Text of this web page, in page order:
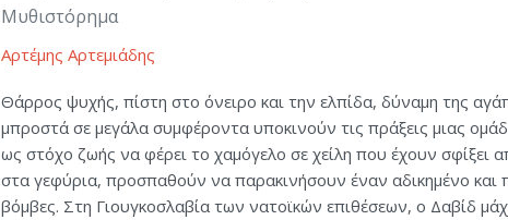
Μυθιστόρημα
Αρτέμης Αρτεμιάδης
Θάρρος ψυχής, πίστη στο όνειρο και την ελπίδα, δύναμη της
μπροστά σε μεγάλα συμφέροντα υποκινούν τις πράξεις μιας
ως στόχο ζωής να φέρει το χαμόγελο σε χείλη που έχουν
στα γεφύρια, προσπαθούν να παρακινήσουν έναν αδικημένο και
βόμβες. Στη Γιουγκοσλαβία των νατοϊκών επιθέσεων, ο Δαβίδ